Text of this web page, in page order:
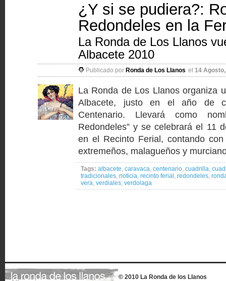
¿Y si se pudiera?:
Redondeles en la
La Ronda de Los Llanos
Albacete 2010
Publicado por Ronda de Los Llanos el 14
La Ronda de Los Llanos organiza
Albacete, justo en el año de
Centenario. Llevará como
Redondeles” y se celebrará el 11
en el Recinto Ferial, contando
extremeños, malagueños y
Tags: albacete, caravaca, centenario, cuadrilla,
tradicionales, noticia, recinto ferial , redondeles,
vera, verdiales, verdolaga
© 2010 La Ronda de los Llanos